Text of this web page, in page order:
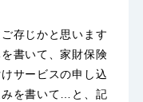
存じかと思います
書いて、家財保険
サービスの申し込
みを書いて…と、記